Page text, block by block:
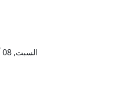
السبت, 08 أغسطس 2026 – 25 صفر 1448 هـ